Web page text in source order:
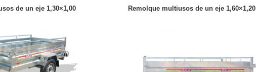
de un eje 1,30×1,00 Remolque multiusos de un eje 1,60×1,20